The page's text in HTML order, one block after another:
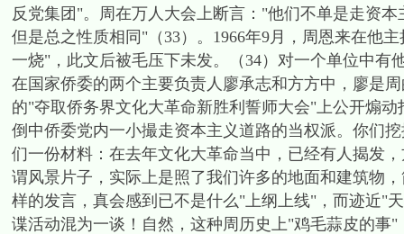
反党集团"。周在万人大会上断言："他们不单是走资
但是总之性质相同"（33）。1966年9月，周恩来在他
一烧"，此文后被毛压下未发。（34）对一个单位中
在国家侨委的两个主要负责人廖承志和方方中，廖是
的"夺取侨务界文化大革命新胜利誓师大会"上公开煽
倒中侨委党内一小撮走资本主义道路的当权派。你们
们一份材料：在去年文化大革命当中，已经有人揭发
谓风景片子，实际上是照了我们许多的地面和建筑物
样的发言，真会感到已不是什么"上纲上线"，而迹近"
谍活动混为一谈！自然，这种周历史上"鸡毛蒜皮的事